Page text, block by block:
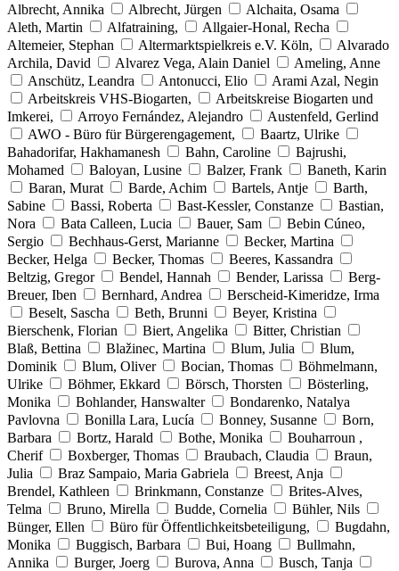
Albrecht, Annika
Albrecht, Jürgen
Alchaita, Osama
Aleth, Martin
Alfatraining,
Allgaier-Honal, Recha
Altemeier, Stephan
Altermarktspielkreis e.V. Köln,
Alvarado
Archila, David
Alvarez Vega, Alain Daniel
Ameling, Anne
Anschütz, Leandra
Antonucci, Elio
Arami Azal, Negin
Arbeitskreis VHS-Biogarten,
Arbeitskreise Biogarten und
Imkerei,
Arroyo Fernández, Alejandro
Austenfeld, Gerlind
AWO - Büro für Bürgerengagement,
Baartz, Ulrike
Bahadorifar, Hakhamanesh
Bahn, Caroline
Bajrushi,
Mohamed
Baloyan, Lusine Balzer, Frank
Baneth, Karin
Baran, Murat
Barde, Achim Bartels, Antje
Barth,
Sabine
Bassi, Roberta Bast-Kessler, Constanze
Bastian,
Nora
Bata Calleen, Lucia Bauer, Sam
Bebin Cúneo,
Sergio
Bechhaus-Gerst, Marianne
Becker, Martina
Becker, Helga
Becker, Thomas
Beeres, Kassandra
Beltzig, Gregor
Bendel, Hannah Bender, Larissa
Berg-
Breuer, Iben
Bernhard, Andrea
Berscheid-Kimeridze, Irma
Beselt, Sascha
Beth, Brunni
Beyer, Kristina
Bierschenk, Florian
Biert, Angelika
Bitter, Christian
Blaß, Bettina
Blažinec, Martina Blum, Julia
Blum,
Dominik
Blum, Oliver Bocian, Thomas
Böhmelmann,
Ulrike
Böhmer, Ekkard Börsch, Thorsten
Bösterling,
Monika
Bohlander, Hanswalter
Bondarenko, Natalya
Pavlovna
Bonilla Lara, Lucía Bonney, Susanne
Born,
Barbara
Bortz, Harald Bothe, Monika
Bouharroun ,
Cherif
Boxberger, Thomas Braubach, Claudia
Braun,
Julia
Braz Sampaio, Maria Gabriela
Breest, Anja
Brendel, Kathleen
Brinkmann, Constanze
Brites-Alves,
Telma
Bruno, Mirella Budde, Cornelia
Bühler, Nils
Bünger, Ellen
Büro für Öffentlichkeitsbeteiligung,
Bugdahn,
Monika
Buggisch, Barbara Bui, Hoang
Bullmahn,
Annika
Burger, Joerg Burova, Anna
Busch, Tanja